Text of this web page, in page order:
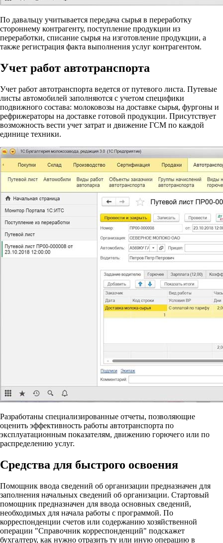
По давальцу учитывается передача сырья в переработку
стороннему контрагенту, поступление продукции из
переработки, списание сырья на изготовление продукции, а
также регистрация факта выполнения услуг контрагентом.
Учет работ автотранспорта
Учет работ автотранспорта ведется от путевого листа. Путевые
листы автомобилей заполняются с учетом специфики
подвижного состава: молоковозы на доставке сырья, фургоны и
рефрижераторы на доставке готовой продукции. Присутствует
возможность вести учет затрат и движение ГСМ по каждой
единице техники.
Разработаны специализированные отчеты, позволяющие
оценить эффективность работы автотранспорта по
эксплуатационным показателям, движению горючего или по
распределению услуг.
Средства для быстрого освоения
Помощник ввода сведений об организации предназначен для
заполнения начальных сведений об организации. Стартовый
помощник предназначен для ввода основных сведений,
необходимых для начала работы с программой. По
корреспонденции счетов или содержанию хозяйственной
операции "Справочник корреспонденций" подскажет
бухгалтеру, как нужно отразить ту или иную операцию в